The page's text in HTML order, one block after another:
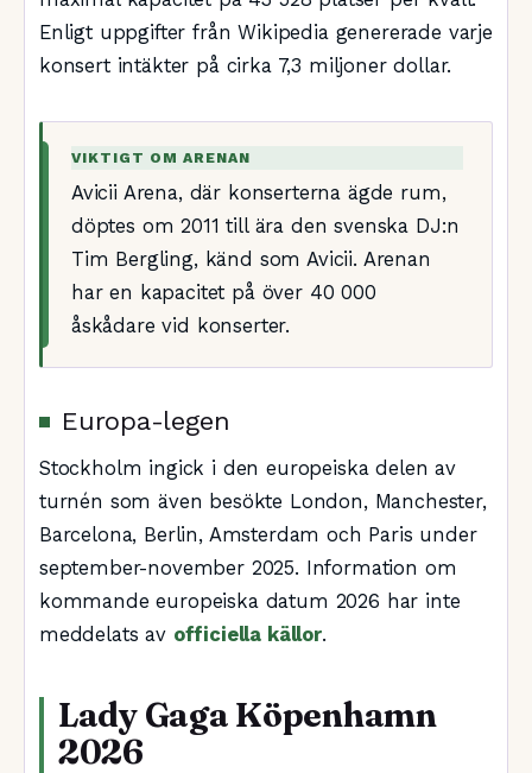
Enligt uppgifter från Wikipedia genererade varje
konsert intäkter på cirka 7,3 miljoner dollar.
VIKTIGT OM ARENAN
Avicii Arena, där konserterna ägde rum,
döptes om 2011 till ära den svenska DJ:n
Tim Bergling, känd som Avicii. Arenan
har en kapacitet på över 40 000
åskådare vid konserter.
Europa-legen
Stockholm ingick i den europeiska delen av
turnén som även besökte London, Manchester,
Barcelona, Berlin, Amsterdam och Paris under
september-november 2025. Information om
kommande europeiska datum 2026 har inte
meddelats av officiella källor.
Lady Gaga Köpenhamn
2026